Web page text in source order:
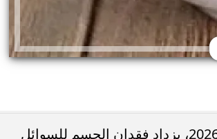
مع ارتفاع درجات الحرارة واقتراب عيد الأضحى المبارك 2026، يزداد فقدان الجسم للسوائل